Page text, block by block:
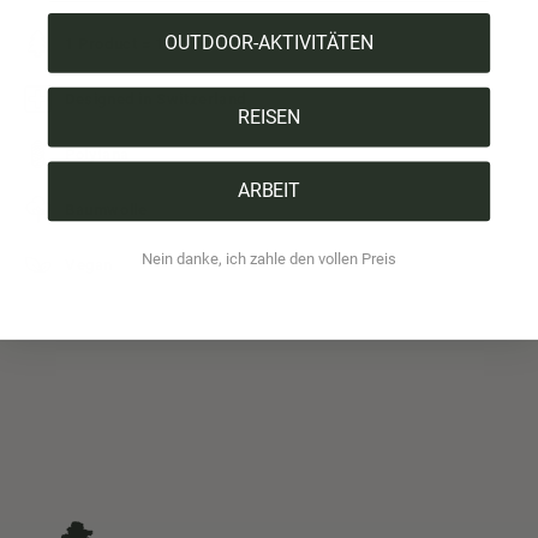
1 Product = 1 TreeOUTDOOR-AKTIVITÄTEN
REISEN
ARBEIT
Nein danke, ich zahle den vollen Preis